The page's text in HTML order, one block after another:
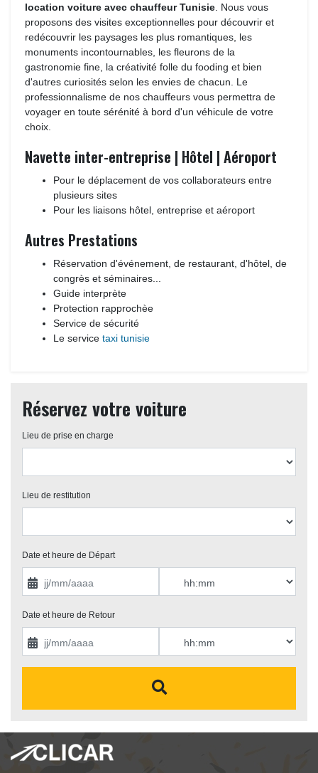
location voiture avec chauffeur Tunisie . Nous vous
proposons des visites exceptionnelles pour découvrir et
redécouvrir les paysages les plus romantiques, les
monuments incontournables, les fleurons de la
gastronomie fine, la créativité folle du fooding et bien
d'autres curiosités selon les envies de chacun. Le
professionnalisme de nos chauffeurs vous permettra de
voyager en toute sérénité à bord d'un véhicule de votre
choix.
Navette inter-entreprise | Hôtel | Aéroport
Pour le déplacement de vos collaborateurs entre
plusieurs sites
Pour les liaisons hôtel, entreprise et aéroport
Autres Prestations
Réservation d'événement, de restaurant, d'hôtel, de
congrès et séminaires...
Guide interprète
Protection rapprochèe
Service de sécurité
Le service taxi tunisie
Réservez votre voiture
Lieu de prise en charge
Lieu de restitution
Date et heure de Départ
Date et heure de Retour